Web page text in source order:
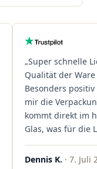
„Super schnelle
Qualität der
Besonders
mir die
kommt direkt im
Glas, was für die
ist. Ich bestelle
wieder!"
Dennis K. · 7. Juli